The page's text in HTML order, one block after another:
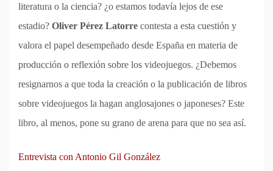
literatura o la ciencia? ¿o estamos todavía lejos de ese
estadio? Oliver Pérez Latorre contesta a esta cuestión y
valora el papel desempeñado desde España en materia de
producción o reflexión sobre los videojuegos. ¿Debemos
resignarnos a que toda la creación o la publicación de libros
sobre videojuegos la hagan anglosajones o japoneses? Este
libro, al menos, pone su grano de arena para que no sea así.
Entrevista con Antonio Gil González